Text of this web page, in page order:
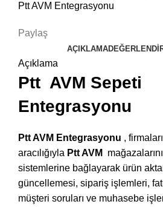
Ptt AVM Entegrasyonu
Paylaş
AÇIKLAMA
Açıklama
Ptt AVM Sepeti
Entegrasyonu
Ptt AVM Entegrasyonu ,
aracılığıyla Ptt AVM
sistemlerine bağlayarak ürün
güncellemesi, sipariş işlemleri,
müşteri soruları ve muhasebe